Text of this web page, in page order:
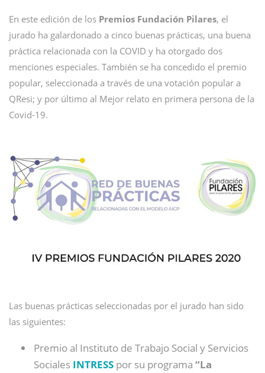
En este edición de los Premios Fundación Pilares, el
jurado ha galardonado a cinco buenas prácticas, una buena
práctica relacionada con la COVID y ha otorgado dos
menciones especiales. También se ha concedido el premio
popular, seleccionada a través de una votación popular a
QResi; y por último al Mejor relato en primera persona de la
Covid-19.
Las buenas prácticas seleccionadas por el jurado han sido
las siguientes:
Premio al Instituto de Trabajo Social y Servicios
Sociales INTRESS por su programa “La